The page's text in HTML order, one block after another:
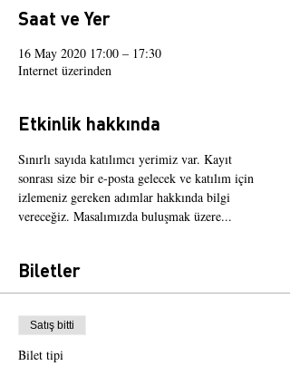
Saat ve Yer
16 May 2020 17:00 – 17:30
Internet üzerinden
Etkinlik hakkında
Sınırlı sayıda katılımcı yerimiz var. Kayıt
sonrası size bir e-posta gelecek ve katılım için
izlemeniz gereken adımlar hakkında bilgi
vereceğiz. Masalımızda buluşmak üzere...
Biletler
Satış bitti
Bilet tipi